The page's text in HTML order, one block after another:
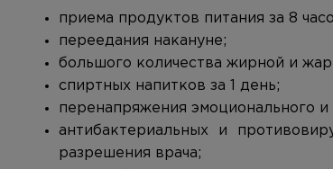
приема продуктов питания за 8
переедания накануне;
большого количества жирной и
спиртных напитков за 1 день;
перенапряжения эмоционального и
антибактериальных и
разрешения врача;